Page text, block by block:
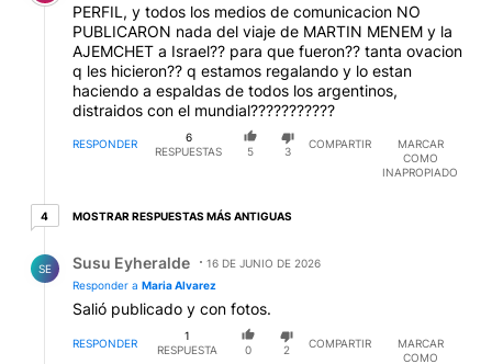
PERFIL, y todos los medios de comunicacion NO
PUBLICARON nada del viaje de MARTIN MENEM y la
AJEMCHET a Israel?? para que fueron?? tanta ovacion
q les hicieron?? q estamos regalando y lo estan
haciendo a espaldas de todos los argentinos,
distraidos con el mundial???????????
RESPONDER
6
RESPUESTAS
5 3
COMPARTIR
MARCAR
COMO
INAPROPIADO
44 respuestas más antiguas
MOSTRAR RESPUESTAS MÁS ANTIGUAS
SE Susu Eyheralde
16 DE JUNIO DE 2026
Responder a Maria Alvarez
Salió publicado y con fotos.
RESPONDER
1
RESPUESTA
0 2
COMPARTIR
MARCAR
COMO